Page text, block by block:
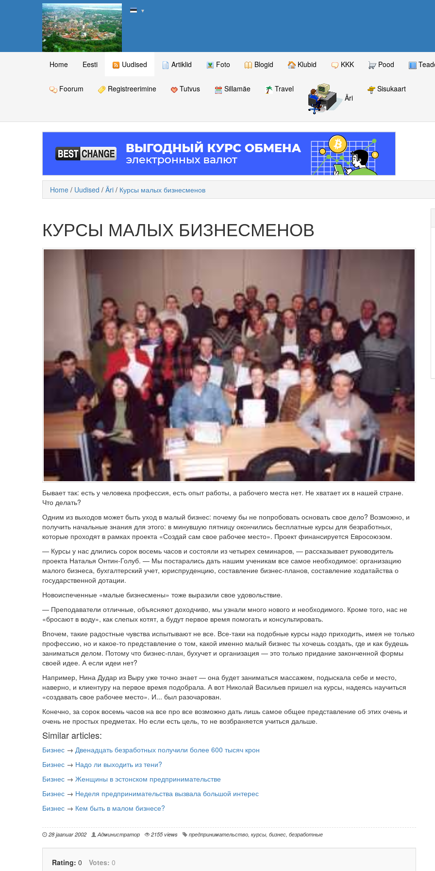
▼
Home Eesti Uudised Artiklid Foto Blogid Klubid KKK Pood
Foorum Registreerimine Tutvus Sillamäe
Travel
Äri
Sisukaart
Home / Uudised / Äri / Курсы малых бизнесменов
КУРСЫ МАЛЫХ БИЗНЕСМЕНОВ
Бывает так: есть у человека профессия, есть опыт работы, а рабочего места нет. Не хватает их в нашей стране.
Что делать?
Одним из выходов может быть уход в малый бизнес: почему бы не попробовать основать свое дело? Возможно, и
получить начальные знания для этого: в минувшую пятницу окончились бесплатные курсы для безработных,
которые проходят в рамках проекта «Создай сам свое рабочее место». Проект финансируется Евросоюзом.
— Курсы у нас длились сорок восемь часов и состояли из четырех семинаров, — рассказывает руководитель
проекта Наталья Онтин-Голуб. — Мы постарались дать нашим ученикам все самое необходимое: организацию
малого бизнеса, бухгалтерский учет, юриспруденцию, составление бизнес-планов, составление ходатайства о
государственной дотации.
Новоиспеченные «малые бизнесмены» тоже выразили свое удовольствие.
— Преподаватели отличные, объясняют доходчиво, мы узнали много нового и необходимого. Кроме того, нас не
«бросают в воду», как слепых котят, а будут первое время помогать и консультировать.
Впочем, такие радостные чувства испытывают не все. Все-таки на подобные курсы надо приходить, имея не только
профессию, но и какое-то представление о том, какой именно малый бизнес ты хочешь создать, где и как будешь
заниматься делом. Потому что бизнес-план, бухучет и организация — это только придание законченной формы
своей идее. А если идеи нет?
Например, Нина Дудар из Выру уже точно знает — она будет заниматься массажем, подыскала себе и место,
наверно, и клиентуру на первое время подобрала. А вот Николай Васильев пришел на курсы, надеясь научиться
«создавать свое рабочее место». И... был разочарован.
Конечно, за сорок восемь часов на все про все возможно дать лишь самое общее представление об этих очень и
очень не простых предметах. Но если есть цель, то не возбраняется учиться дальше.
Similar articles:
Бизнес → Двенадцать безработных получили более 600 тысяч крон
Бизнес → Надо ли выходить из тени?
Бизнес → Женщины в эстонском предпринимательстве
Бизнес → Неделя предпринимательства вызвала большой интерес
Бизнес → Кем быть в малом бизнесе?
28 jaanuar 2002 Администратор 2155 views предпринимательство, курсы, бизнес, безработные
Rating: 0 Votes: 0